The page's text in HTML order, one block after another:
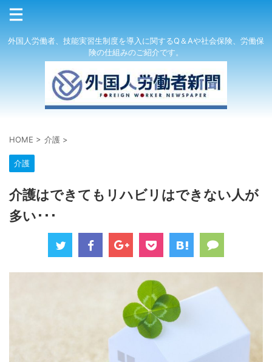
外国人労働者、技能実習生制度を導入に関するQ＆Aや社会保険、労働保
険の仕組みのご紹介です。
HOME > 介護 >
介護
介護はできてもリハビリはできない人が
多い･･･